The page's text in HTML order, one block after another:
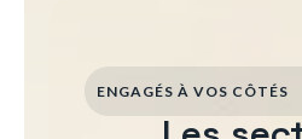
ENGAGÉS À VOS CÔTÉS